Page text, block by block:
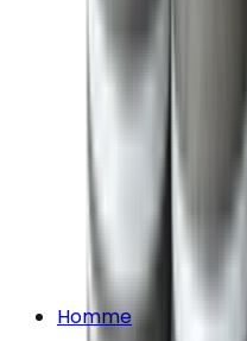
Homme